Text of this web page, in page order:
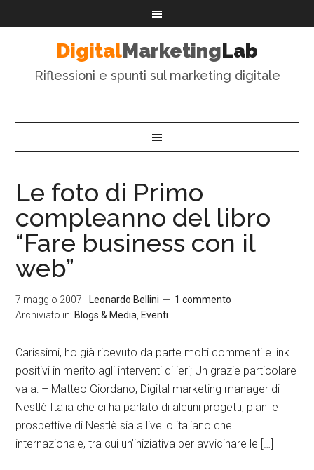
DigitalMarketingLab
Riflessioni e spunti sul marketing digitale
Le foto di Primo
compleanno del libro
“Fare business con il
web”
7 maggio 2007 - Leonardo Bellini
1 commento
Archiviato in: Blogs & Media Eventi
Carissimi, ho già ricevuto da parte molti commenti e link
positivi in merito agli interventi di ieri; Un grazie particolare
va a: – Matteo Giordano, Digital marketing manager di
Nestlè Italia che ci ha parlato di alcuni progetti, piani e
prospettive di Nestlè sia a livello italiano che
internazionale, tra cui un’iniziativa per avvicinare le […]